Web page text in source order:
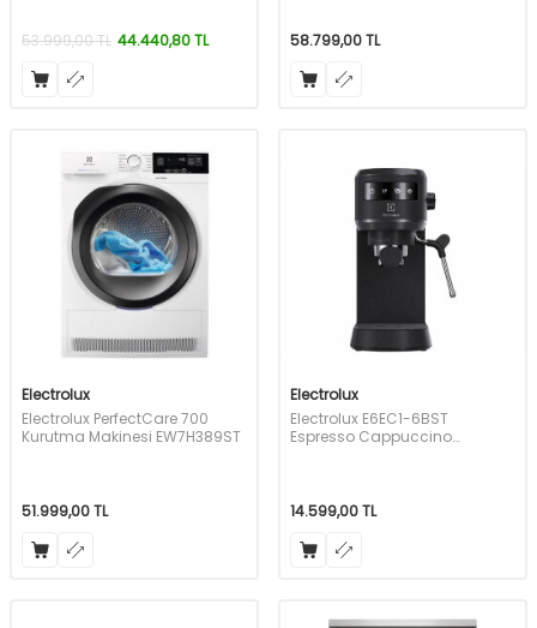
53.999,00TL 44.440,80TL 58.799,00TL
Electrolux
Electrolux PerfectCare 700
Kurutma Makinesi EW7H389ST
51.999,00TL
Electrolux
Electrolux E6EC1-6BST
Espresso Cappuccino
14.599,00TL